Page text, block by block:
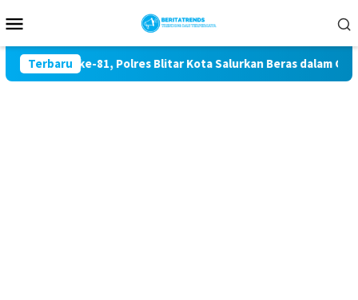
ke
Mobile
TerbaruRI ke-81, Polres Blitar Kota Salurkan Beras dalam